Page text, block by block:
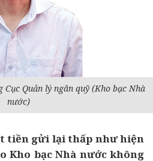
Quản lý ngân quỹ (Kho bạc Nhà
nước)
tiền gửi lại thấp như hiện
Kho bạc Nhà nước không